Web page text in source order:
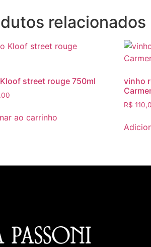
relacionados
street rouge 750ml
ao carrinho
vinho
R$